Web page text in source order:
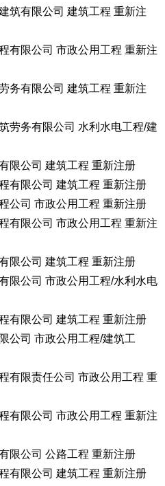
筑有限公司 建筑工程 重新注
有限公司 市政公用工程 重新注
务有限公司 建筑工程 重新注
劳务有限公司 水利水电工程/建
限公司 建筑工程 重新注册
有限公司 建筑工程 重新注册
公司 市政公用工程 重新注册
有限公司 市政公用工程 重新注
限公司 建筑工程 重新注册
限公司 市政公用工程/水利水电
有限公司 建筑工程 重新注册
公司 市政公用工程/建筑工
有限责任公司 市政公用工程 重
有限公司 市政公用工程 重新注
限公司 公路工程 重新注册
有限公司 建筑工程 重新注册